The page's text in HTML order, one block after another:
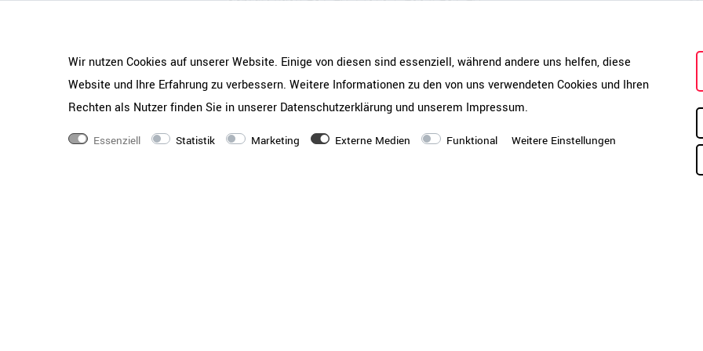
Lieferung
Die Lieferung erfolgt bei einem Artikel per
Paketversand, bei mehreren Artikeln per
Einwegpalette. Wahlweise können Sie einen
Vertrageservice hinzubuchen und erhalten Ihre
Ware frei Verwendungsstelle, ohne Palette.
Wir nutzen Cookies auf unserer Website. Einige von diesen sind essenziell, während andere uns helfen, diese
Website und Ihre Erfahrung zu verbessern. Weitere Informationen zu den von uns verwendeten Cookies und Ihren
Rechten als Nutzer finden Sie in unserer Daten­schutz­erklärung und unserem Impressum.
Essenziell Statistik Marketing Externe Medien Funktional Weitere Einstellungen